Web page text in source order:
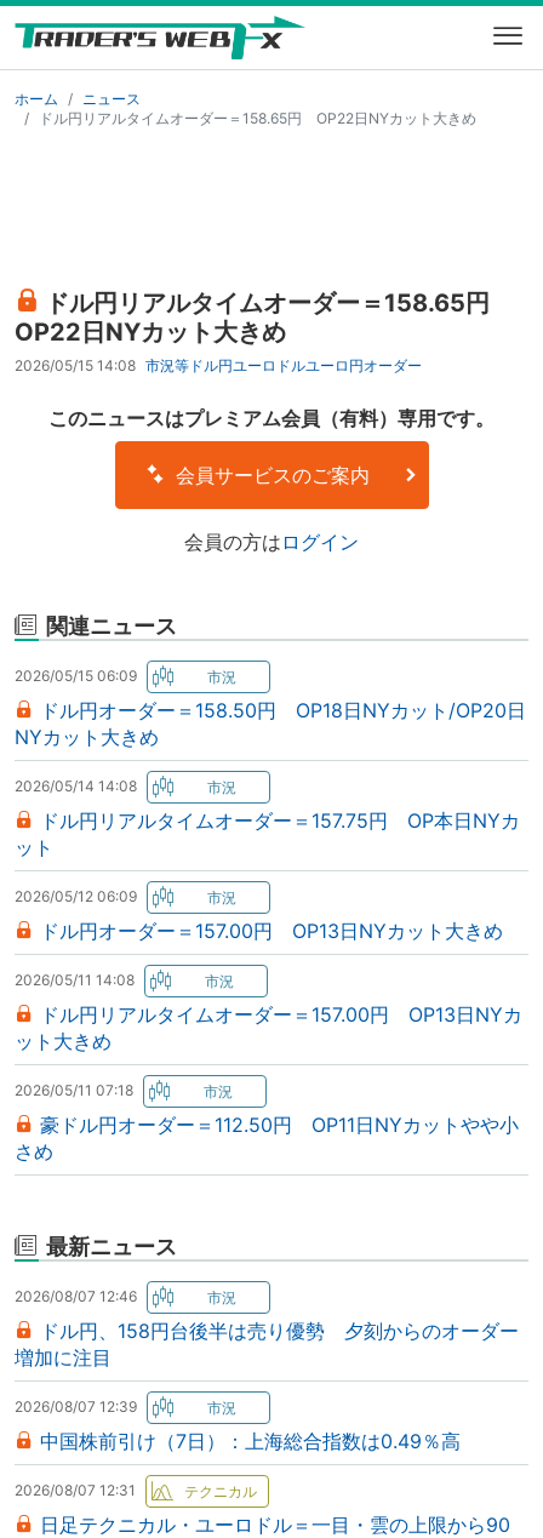
ホーム
ニュース
ドル円リアルタイムオーダー＝158.65円 OP22日NYカット大きめ
ドル円リアルタイムオーダー＝158.65円
OP22日NYカット大きめ
2026/05/15 14:08 市況等 ドル円ユーロドルユーロ円オーダー
このニュースはプレミアム会員（有料）専用です。
会員サービスのご案内
会員の方は ログイン
関連ニュース
2026/05/15 06:09
ドル円オーダー＝158.50円 OP18日NYカット/OP20日
NYカット大きめ
2026/05/14 14:08
ドル円リアルタイムオーダー＝157.75円 OP本日NYカ
ット
2026/05/12 06:09
ドル円オーダー＝157.00円 OP13日NYカット大きめ
2026/05/11 14:08
ドル円リアルタイムオーダー＝157.00円 OP13日NYカ
ット大きめ
2026/05/11 07:18
豪ドル円オーダー＝112.50円 OP11日NYカットやや小
さめ
最新ニュース
2026/08/07 12:46
ドル円、158円台後半は売り優勢 夕刻からのオーダー
増加に注目
2026/08/07 12:39
中国株前引け（7日）：上海総合指数は0.49％高
2026/08/07 12:31
日足テクニカル・ユーロドル＝一目・雲の上限から90